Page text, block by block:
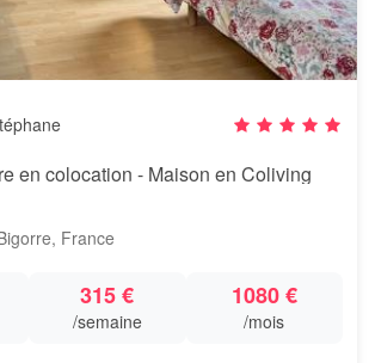
en colocation - Maison en Coliving
France
315 €
/semaine
1080 €
/mois